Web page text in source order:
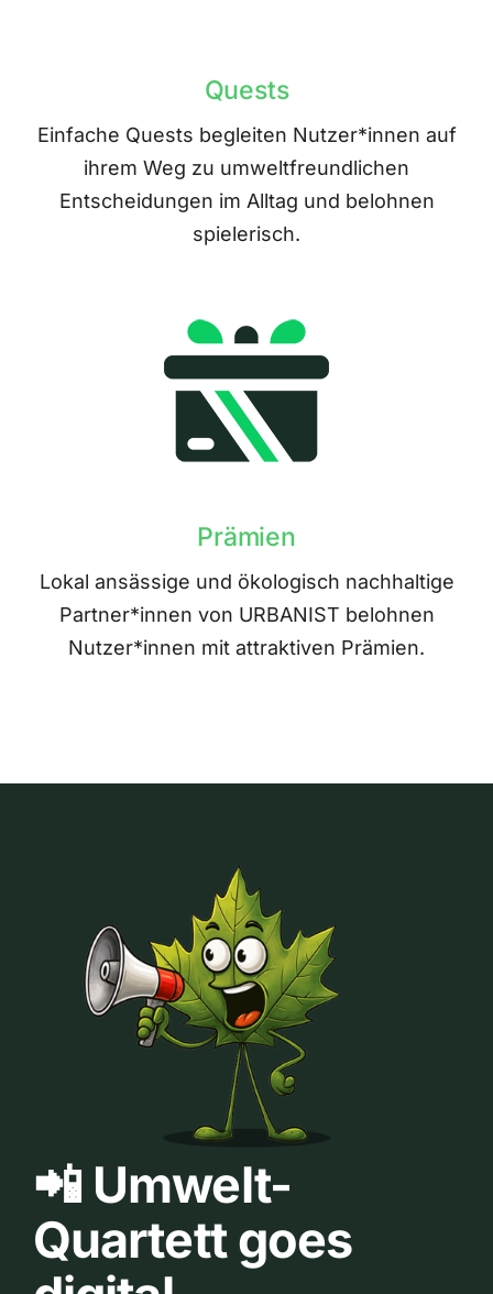
Quests
Einfache Quests begleiten Nutzer*innen auf
ihrem Weg zu umweltfreundlichen
Entscheidungen im Alltag und belohnen
spielerisch.
Prämien
Lokal ansässige und ökologisch nachhaltige
Partner*innen von URBANIST belohnen
Nutzer*innen mit attraktiven Prämien.
📲 Umwelt-
Quartett goes